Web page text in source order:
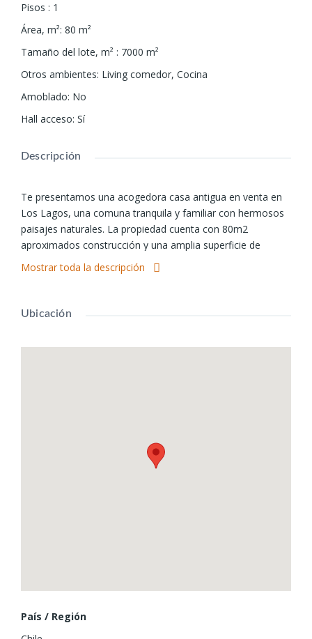
Pisos : 1
Área, m²: 80 m²
Tamaño del lote, m² : 7000 m²
Otros ambientes: Living comedor, Cocina
Amoblado: No
Hall acceso: Sí
Descripción
Te presentamos una acogedora casa antigua en venta en
Los Lagos, una comuna tranquila y familiar con hermosos
paisajes naturales. La propiedad cuenta con 80m2
aproximados construcción y una amplia superficie de
7000m2, agua de vertiente, ubicada en el sector Lipingue, a
solo 14 minutos de Los Lagos y 1 hora de Valdivia, camino
estacionamientos, cabaña y 1 bodega, esta casa es ideal
Mostrar toda la descripción
Ubicación
País / Región